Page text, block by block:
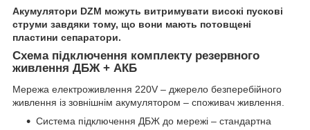
Акумулятори DZM можуть витримувати високі пускові
струми завдяки тому, що вони мають потовщені
пластини сепаратори.
Схема підключення комплекту резервного
живлення ДБЖ + АКБ
Мережа електроживлення 220V – джерело безперебійного
живлення із зовнішнім акумулятором – споживач живлення.
Система підключення ДБЖ до мережі – стандартна